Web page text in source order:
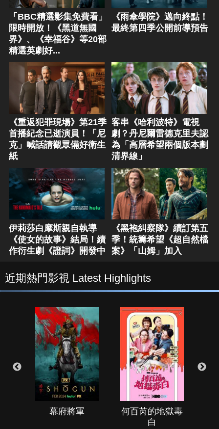
「BBC精選影集免費看」
限時開放！《黑道無國
界》、《幸福谷》等20部
精選英劇好...
《雨傘學院》邁向終點！
最終第四季公開前導預告
《重返犯罪現場》第21季
首播紀念已逝演員！「尼
克」喊話請觀眾備好衛生
紙
客串《哈利波特》電視
劇？丹尼爾雷德克里夫認
為「高層希望兩個版本劃
清界線」
伊莉莎白摩斯親自執導
《使女的故事》結局！續
作衍生劇《證詞》開發中
《黑袍糾察隊》續訂第五
季！統籌希望《超自然檔
案》「山姆」加入
近期熱門影視 Latest Highlights
幕府將軍
何百芮的地獄毒
白